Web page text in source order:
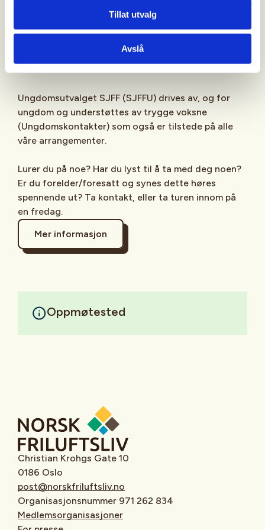
Tillat utvalg
Avslå
SJFFUpå Instagram
TikTokog vår egenpodcastpå din favoritt-
Ungdomsutvalget SJFF (SJFFU) drives av, og for
ungdom og understøttes av trygge voksne
(Ungdomskontakter) som også er tilstede på alle
våre arrangementer.
Lurer du på noe? Har du lyst til å ta med deg noen?
Er du forelder/foresatt og synes dette høres
spennende ut? Ta kontakt, eller ta turen innom på
en fredag.
Mer informasjon
Oppmøtested
Christian Krohgs Gate 10
0186 Oslo
post@norskfriluftsliv.no
Organisasjonsnummer 971 262 834
Medlemsorganisasjoner